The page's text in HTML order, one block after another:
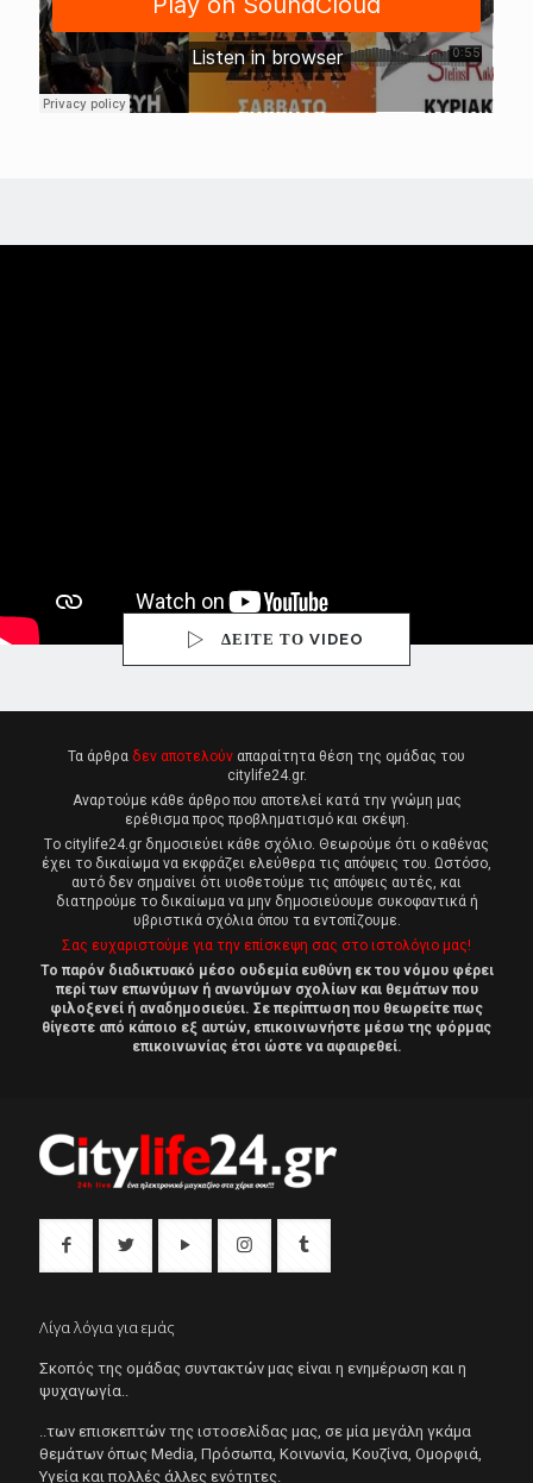
ΔΕΙΤΕ ΤΟ VIDEO
Τα άρθρα δεν αποτελούν απαραίτητα θέση της ομάδας του
citylife24.gr.
Αναρτούμε κάθε άρθρο που αποτελεί κατά την γνώμη μας
ερέθισμα προς προβληματισμό και σκέψη.
Tο citylife24.gr δημοσιεύει κάθε σχόλιο. Θεωρούμε ότι ο καθένας
έχει το δικαίωμα να εκφράζει ελεύθερα τις απόψεις του. Ωστόσο,
αυτό δεν σημαίνει ότι υιοθετούμε τις απόψεις αυτές, και
διατηρούμε το δικαίωμα να μην δημοσιεύουμε συκοφαντικά ή
υβριστικά σχόλια όπου τα εντοπίζουμε.
Σας ευχαριστούμε για την επίσκεψη σας στο ιστολόγιο μας!
Το παρόν διαδικτυακό μέσο ουδεμία ευθύνη εκ του νόμου φέρει
περί των επωνύμων ή ανωνύμων σχολίων και θεμάτων που
φιλοξενεί ή αναδημοσιεύει. Σε περίπτωση που θεωρείτε πως
θίγεστε από κάποιο εξ αυτών, επικοινωνήστε μέσω της φόρμας
επικοινωνίας έτσι ώστε να αφαιρεθεί.
Λίγα λόγια για εμάς
Σκοπός της ομάδας συντακτών μας είναι η ενημέρωση και η
ψυχαγωγία..
..των επισκεπτών της ιστοσελίδας μας, σε μία μεγάλη γκάμα
θεμάτων όπως Μedia, Πρόσωπα, Κοινωνία, Κουζίνα, Ομορφιά,
Υγεία και πολλές άλλες ενότητες.